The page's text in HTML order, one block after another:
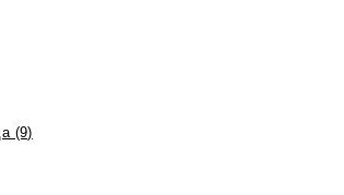
(9)